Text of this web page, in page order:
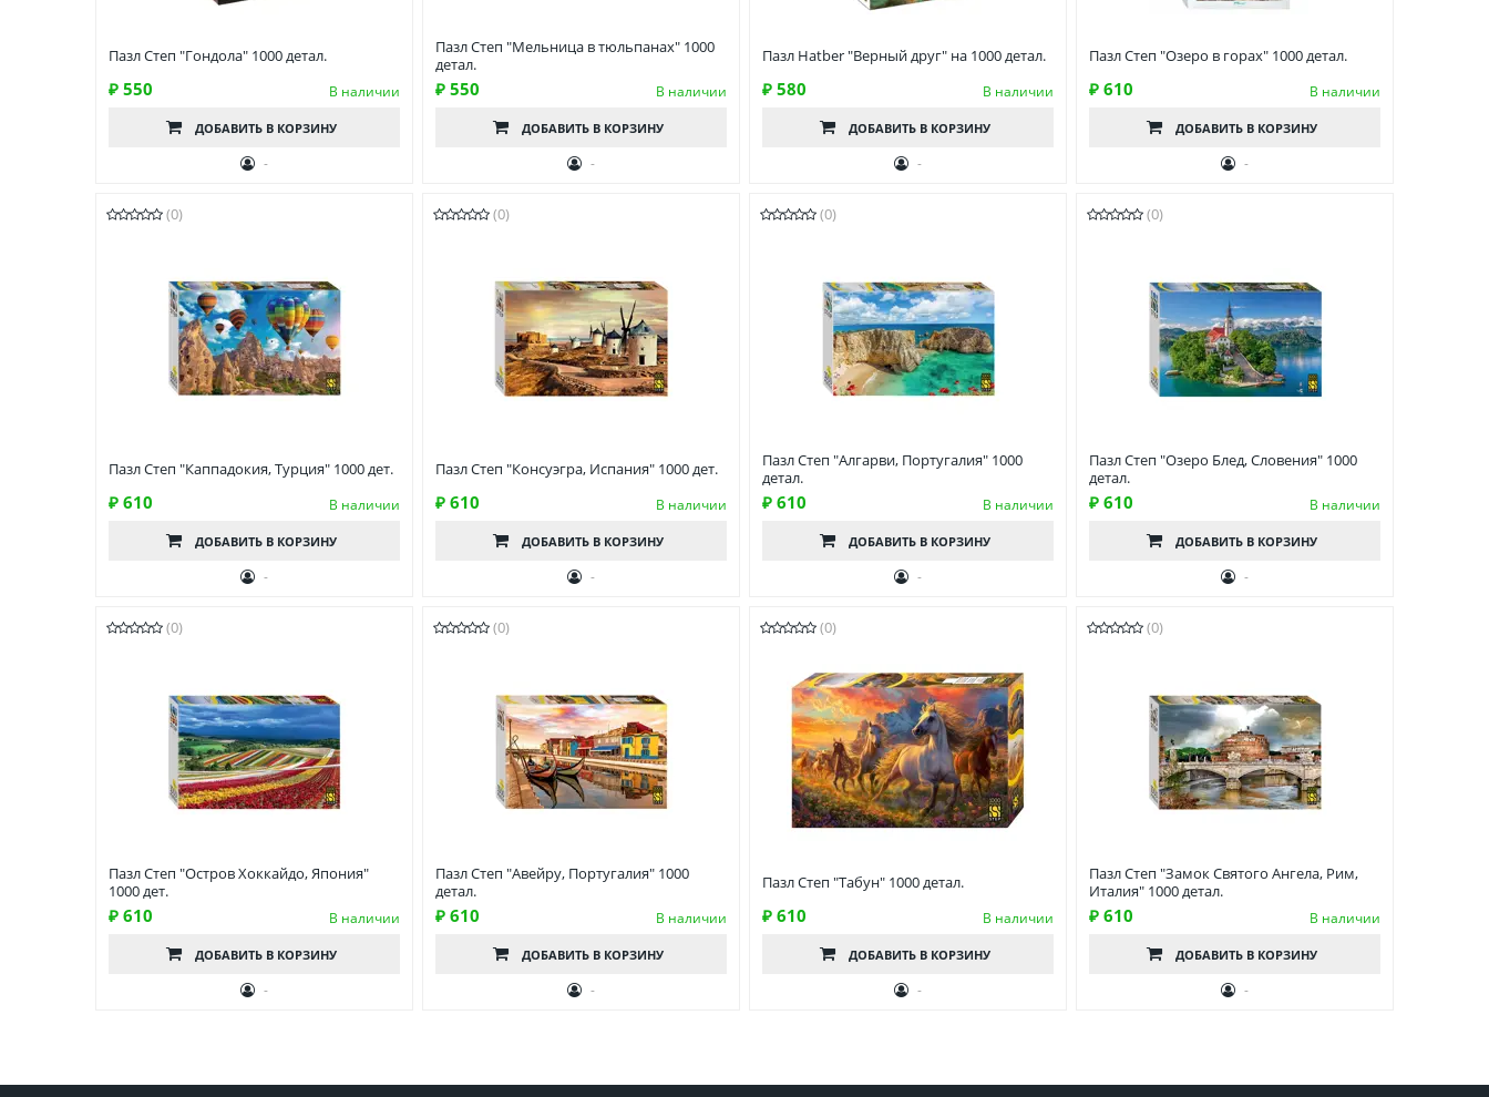
Пазл Степ "Гондола" 1000 детал.
₽ 550 В наличии
ДОБАВИТЬ В КОРЗИНУ
-
Пазл Степ "Мельница в тюльпанах" 1000
детал.
₽ 550 В наличии
ДОБАВИТЬ В КОРЗИНУ
-
Пазл Hatber "Верный друг" на 1000 детал.
₽ 580 В наличии
ДОБАВИТЬ В КОРЗИНУ
-
Пазл Степ "Озеро в горах" 1000 детал.
₽ 610 В наличии
ДОБАВИТЬ В КОРЗИНУ
-
(0)
Пазл Степ "Каппадокия, Турция" 1000 дет.
₽ 610 В наличии
ДОБАВИТЬ В КОРЗИНУ
-
(0)
Пазл Степ "Консуэгра, Испания" 1000 дет.
₽ 610 В наличии
ДОБАВИТЬ В КОРЗИНУ
-
(0)
Пазл Степ "Алгарви, Португалия" 1000
детал.
₽ 610 В наличии
ДОБАВИТЬ В КОРЗИНУ
-
(0)
Пазл Степ "Озеро Блед, Словения" 1000
детал.
₽ 610 В наличии
ДОБАВИТЬ В КОРЗИНУ
-
(0)
Пазл Степ "Остров Хоккайдо, Япония"
1000 дет.
₽ 610 В наличии
ДОБАВИТЬ В КОРЗИНУ
-
(0)
Пазл Степ "Авейру, Португалия" 1000
детал.
₽ 610 В наличии
ДОБАВИТЬ В КОРЗИНУ
-
(0)
Пазл Степ "Табун" 1000 детал.
₽ 610 В наличии
ДОБАВИТЬ В КОРЗИНУ
-
(0)
Пазл Степ "Замок Святого Ангела, Рим,
Италия" 1000 детал.
₽ 610 В наличии
ДОБАВИТЬ В КОРЗИНУ
-